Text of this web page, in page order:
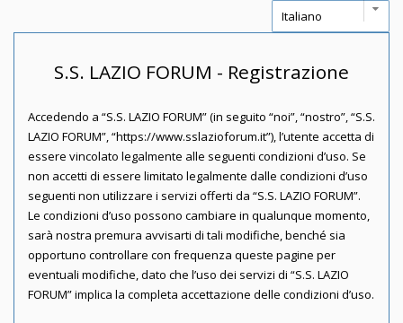
S.S. LAZIO FORUM - Registrazione
Accedendo a “S.S. LAZIO FORUM” (in seguito “noi”, “nostro”, “S.S.
LAZIO FORUM”, “https://www.sslazioforum.it”), l’utente accetta di
essere vincolato legalmente alle seguenti condizioni d’uso. Se
non accetti di essere limitato legalmente dalle condizioni d’uso
seguenti non utilizzare i servizi offerti da “S.S. LAZIO FORUM”.
Le condizioni d’uso possono cambiare in qualunque momento,
sarà nostra premura avvisarti di tali modifiche, benché sia
opportuno controllare con frequenza queste pagine per
eventuali modifiche, dato che l’uso dei servizi di “S.S. LAZIO
FORUM” implica la completa accettazione delle condizioni d’uso.